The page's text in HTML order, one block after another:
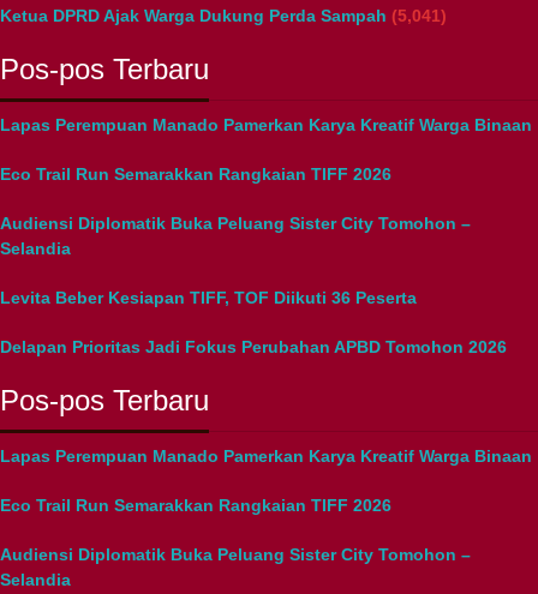
Ketua DPRD Ajak Warga Dukung Perda Sampah (5,041)
Pos-pos Terbaru
Lapas Perempuan Manado Pamerkan Karya Kreatif Warga Binaan
Eco Trail Run Semarakkan Rangkaian TIFF 2026
Audiensi Diplomatik Buka Peluang Sister City Tomohon –
Selandia
Levita Beber Kesiapan TIFF, TOF Diikuti 36 Peserta
Delapan Prioritas Jadi Fokus Perubahan APBD Tomohon 2026
Pos-pos Terbaru
Lapas Perempuan Manado Pamerkan Karya Kreatif Warga Binaan
Eco Trail Run Semarakkan Rangkaian TIFF 2026
Audiensi Diplomatik Buka Peluang Sister City Tomohon –
Selandia